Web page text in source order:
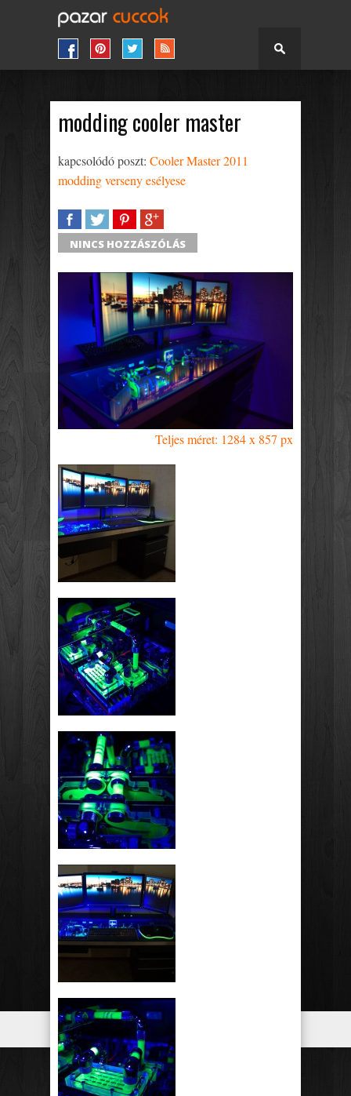
modding cooler master
kapcsolódó poszt: Cooler Master 2011
modding verseny esélyese
SHARETWEETSHARESHARE
NINCS HOZZÁSZÓLÁS
Teljes méret: 1284 x 857 px